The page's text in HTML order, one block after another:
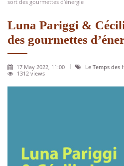
sort des gourmettes d’énergie
Luna Pariggi &
des gourmettes
17 May 2022, 11:00 Le Temps des
1312 views